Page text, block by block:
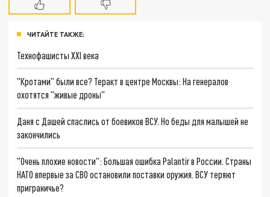
ЧИТАЙТЕ ТАКЖЕ:
Технофашисты XXI века
"Кротами" были все? Теракт в центре Москвы: На генералов
охотятся "живые дроны"
Даня с Дашей спаслись от боевиков ВСУ. Но беды для малышей не
закончились
"Очень плохие новости": Большая ошибка Palantir в России. Страны
НАТО впервые за СВО остановили поставки оружия. ВСУ теряют
приграничье?